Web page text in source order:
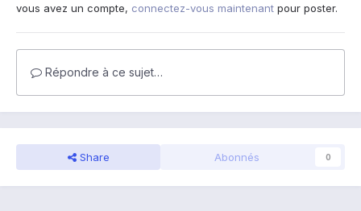
vous avez un compte, connectez-vous maintenant pour poster.
Répondre à ce sujet…
Share Abonnés 0